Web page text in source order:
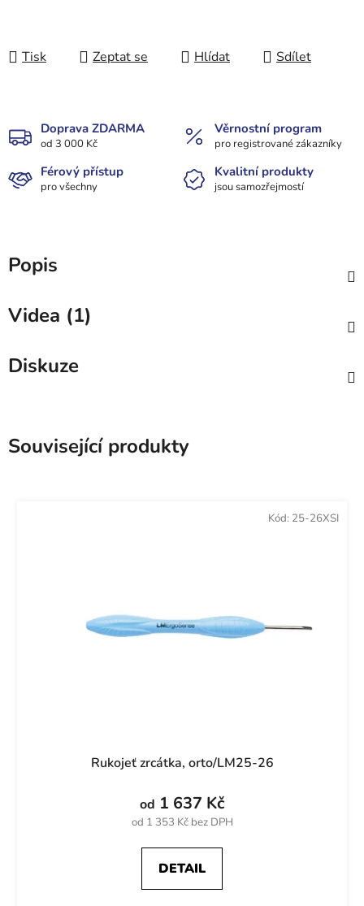
Tisk Zeptat se Hlídat Sdílet
Doprava ZDARMA
od 3 000 Kč
Věrnostní program
pro registrované zákazníky
Férový přístup
pro všechny
Kvalitní produkty
jsou samozřejmostí
Popis
Videa (1)
Diskuze
Související produkty
Rukojeť zrcátka, orto/LM25-26
od 1 353 Kč bez DPH
od 1 637 Kč
DETAIL
Kód: 25-26XSI